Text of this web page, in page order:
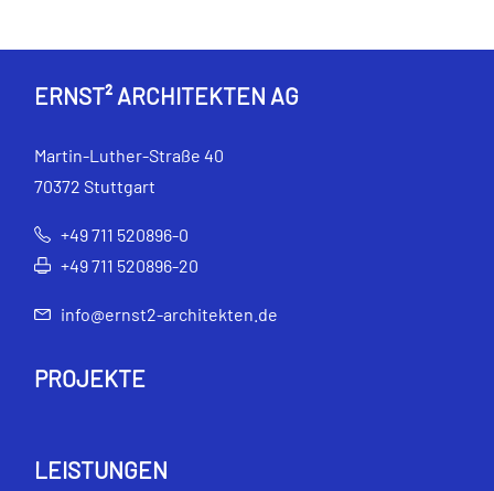
ERNST² ARCHITEKTEN AG
Martin-Luther-Straße 40
70372 Stuttgart
+49 711 520896-0
+49 711 520896-20
info@ernst2-architekten.de
PROJEKTE
LEISTUNGEN